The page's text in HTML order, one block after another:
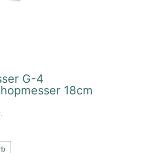
G-4
18cm